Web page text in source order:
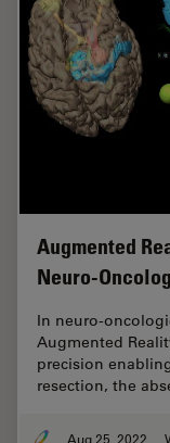
Augmented
Neuro-
In neuro-
Augmented
precision
resection, the
Aug 25, 2022